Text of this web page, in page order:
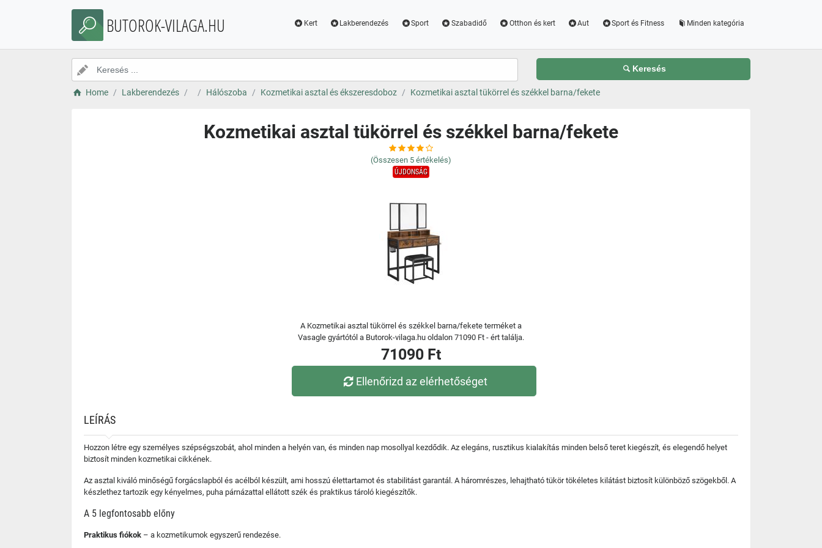
BUTOROK-VILAGA.HU Kert Lakberendezés Sport Szabadidő Otthon és kert Aut Sport és Fitness Minden kategória
Keresés
Home Lakberendezés Hálószoba Kozmetikai asztal és ékszeresdoboz Kozmetikai asztal tükörrel és székkel barna/fekete
Kozmetikai asztal tükörrel és székkel barna/fekete
(Összesen 5 értékelés)
ÚJDONSÁG
A Kozmetikai asztal tükörrel és székkel barna/fekete terméket a
Vasagle gyártótól a Butorok-vilaga.hu oldalon 71090 Ft - ért találja.
71090 Ft
Ellenőrizd az elérhetőséget
LEÍRÁS
Hozzon létre egy személyes szépségszobát, ahol minden a helyén van, és minden nap mosollyal kezdődik. Az elegáns, rusztikus kialakítás minden belső teret kiegészít, és elegendő helyet
biztosít minden kozmetikai cikkének.
Az asztal kiváló minőségű forgácslapból és acélból készült, ami hosszú élettartamot és stabilitást garantál. A háromrészes, lehajtható tükör tökéletes kilátást biztosít különböző szögekből. A
készlethez tartozik egy kényelmes, puha párnázattal ellátott szék és praktikus tároló kiegészítők.
A 5 legfontosabb előny
Praktikus fiókok – a kozmetikumok egyszerű rendezése.